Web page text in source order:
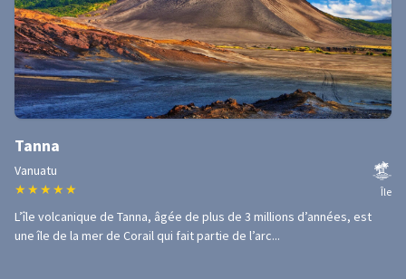
Tanna
Vanuatu
★ ★ ★ ★ ★ Île
L’île volcanique de Tanna, âgée de plus de 3 millions d’années, est
une île de la mer de Corail qui fait partie de l’arc...